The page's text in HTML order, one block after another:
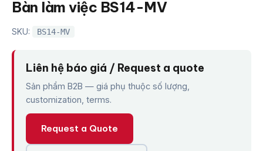
Bàn làm việc BS14-MV
SKU: BS14-MV
Liên hệ báo giá / Request a quote
Sản phẩm B2B — giá phụ thuộc số lượng,
customization, terms.
Request a Quote